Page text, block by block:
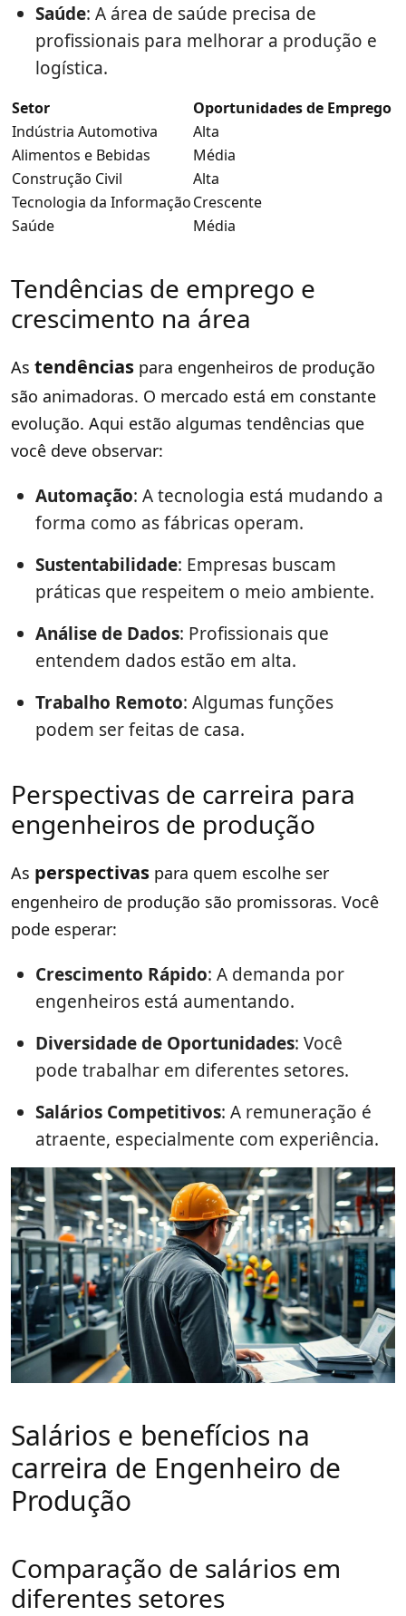
Saúde: A área de saúde precisa de
profissionais para melhorar a produção e
logística.
Setor
Oportunidades de Emprego
Indústria Automotiva
Alta
Alimentos e Bebidas
Média
Construção Civil
Alta
Tecnologia da InformaçãoCrescente
Saúde
Média
Tendências de emprego e
crescimento na área
As tendências para engenheiros de produção
são animadoras. O mercado está em constante
evolução. Aqui estão algumas tendências que
você deve observar:
Automação: A tecnologia está mudando a
forma como as fábricas operam.
Sustentabilidade: Empresas buscam
práticas que respeitem o meio ambiente.
Análise de Dados: Profissionais que
entendem dados estão em alta.
Trabalho Remoto: Algumas funções
podem ser feitas de casa.
Perspectivas de carreira para
engenheiros de produção
As perspectivas para quem escolhe ser
engenheiro de produção são promissoras. Você
pode esperar:
Crescimento Rápido: A demanda por
engenheiros está aumentando.
Diversidade de Oportunidades: Você
pode trabalhar em diferentes setores.
Salários Competitivos: A remuneração é
atraente, especialmente com experiência.
Salários e benefícios na
carreira de Engenheiro de
Produção
Comparação de salários em
diferentes setores